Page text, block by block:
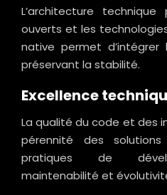
L’architecture
ouverts et les
native permet
préservant la stabilité.
Excellence
La qualité du code et des
pérennité des
pratiques de
maintenabilité et